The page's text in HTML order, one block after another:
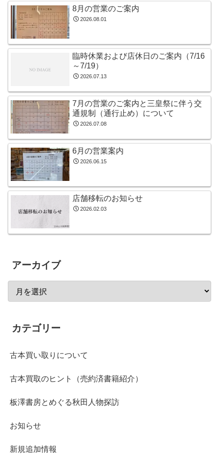
8月の営業のご案内
2026.08.01
臨時休業および店休日のご案内（7/16
～7/19）
2026.07.13
7月の営業のご案内と三皇祭に伴う交
通規制（通行止め）について
2026.07.08
6月の営業案内
2026.06.15
店舗移転のお知らせ
2026.02.03
アーカイブ
カテゴリー
古本買い取りについて
古本買取のヒント（売約済書籍紹介）
板澤書房とめぐる秋田人物探訪
お知らせ
新規追加情報